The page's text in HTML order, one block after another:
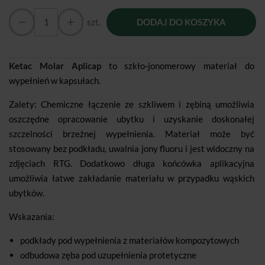
szt. DODAJ DO KOSZYKA
Ketac Molar Aplicap to szkło-jonomerowy materiał do
wypełnień w kapsułach.
Zalety: Chemiczne łączenie ze szkliwem i zębiną umożliwia
oszczędne opracowanie ubytku i uzyskanie doskonałej
szczelności brzeżnej wypełnienia. Materiał może być
stosowany bez podkładu, uwalnia jony fluoru i jest widoczny na
zdjęciach RTG. Dodatkowo długa końcówka aplikacyjna
umożliwia łatwe zakładanie materiału w przypadku wąskich
ubytków.
Wskazania:
podkłady pod wypełnienia z materiałów kompozytowych
odbudowa zęba pod uzupełnienia protetyczne